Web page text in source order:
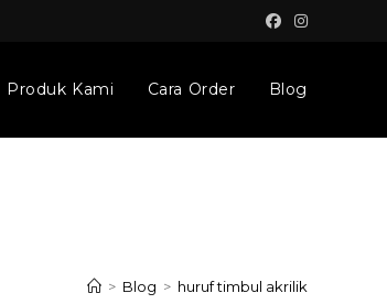
Produk Kami Cara Order Blog
> Blog > huruf timbul akrilik